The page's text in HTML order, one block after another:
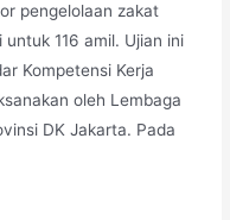
pengelolaan zakat
116 amil. Ujian ini
Kompetensi Kerja
oleh Lembaga
DK Jakarta. Pada